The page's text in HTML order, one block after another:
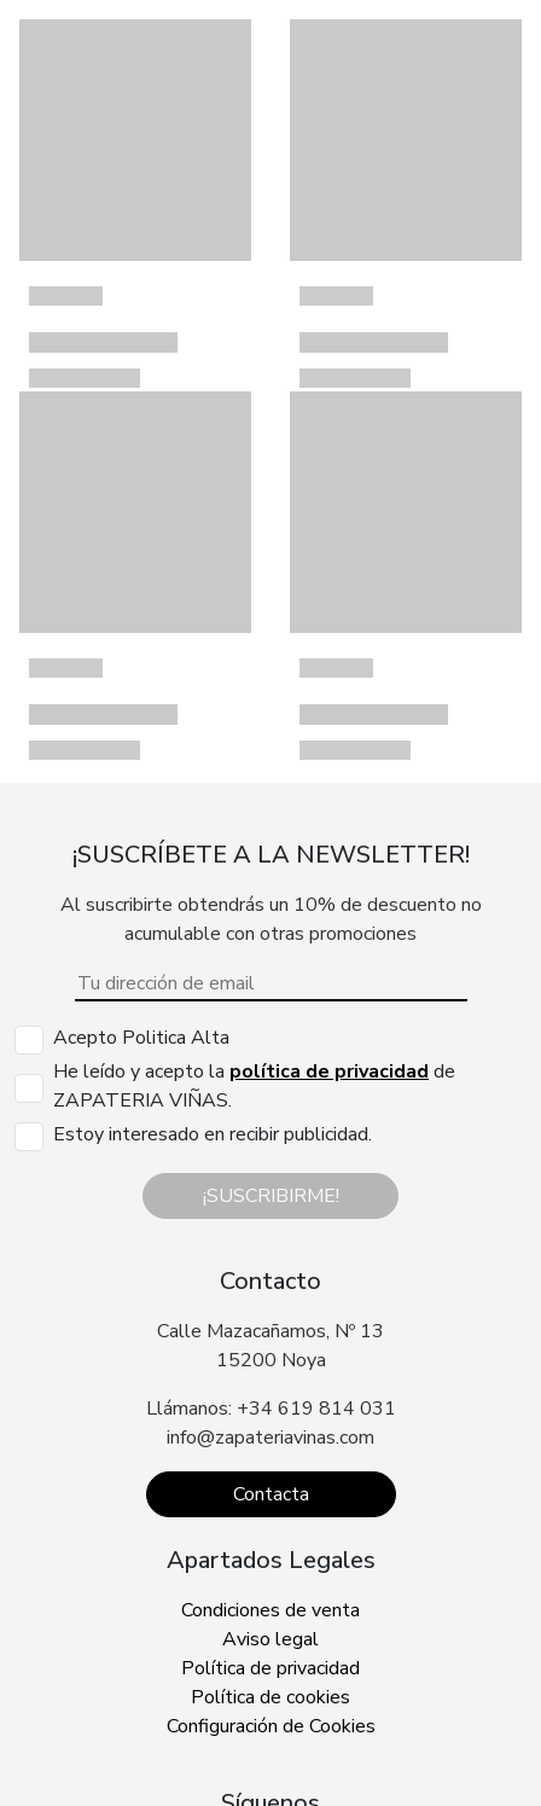
¡SUSCRÍBETE A LA NEWSLETTER!
Al suscribirte obtendrás un 10% de descuento no
acumulable con otras promociones
Acepto Politica Alta
He leído y acepto la política de privacidad de
ZAPATERIA VIÑAS.
Estoy interesado en recibir publicidad.
¡SUSCRIBIRME!
Contacto
Calle Mazacañamos, Nº 13
15200 Noya
Llámanos: +34 619 814 031
info@zapateriavinas.com
Contacta
Apartados Legales
Condiciones de venta
Aviso legal
Política de privacidad
Política de cookies
Configuración de Cookies